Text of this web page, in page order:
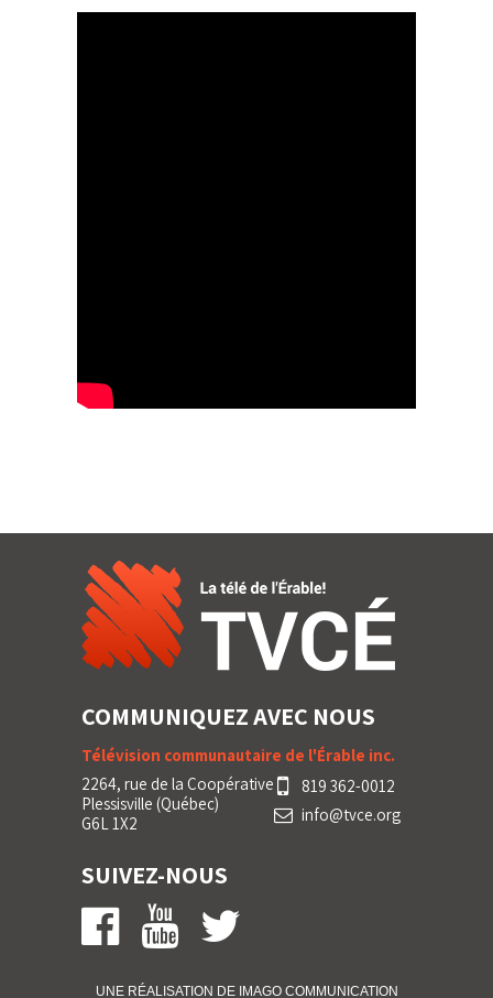
COMMUNIQUEZ AVEC NOUS
Télévision communautaire de l'Érable inc.
2264, rue de la Coopérative
Plessisville (Québec)
G6L 1X2
819 362-0012
info@tvce.org
SUIVEZ-NOUS
UNE RÉALISATION DE IMAGOCOMMUNICATION